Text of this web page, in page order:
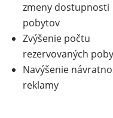
zmeny dostupnosti
pobytov
Zvýšenie počtu
rezervovaných
Navýšenie
reklamy